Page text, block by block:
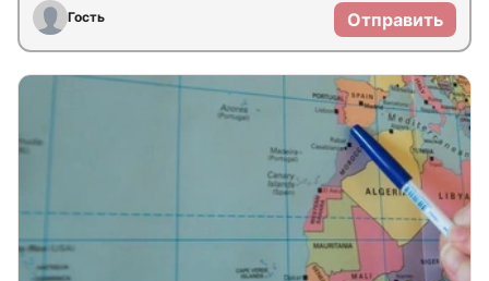
Гость Отправить